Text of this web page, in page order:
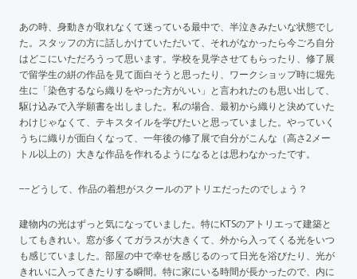
あの時、身動きが取れなくて迷っている最中で、半泣きみたいな状態でし
た。スタッフの方に話しかけていただいて、それがなかったら今ごろ自分
はどこにいただろうって思います。学校を見学させてもらったり、修了展
で留学生の絣の作品を見て面白そうと思ったり、ワークショップ時に堀先
生に「染色するなら織りをやった方がいい」と言われたのも思い出して、
駆け込みで入学願書を出しました。私の場合、最初から織りと決めていた
わけじゃなくて、テキスタイルを学びたいと思っていました。やっていく
うちに織りが面白くなって、一年後の修了展で自分がこんな（高さ2メー
トル以上の）大きな作品を作れるようになるとは思わなかったです。
−−どうして、作品の着想がスクールのアトリエだったのでしょう？
建物内の光はずっと気になっていました。特にKTSのアトリエって建築と
してもきれい。窓が多くてガラスが大きくて、外から入ってくる光をいつ
も感じていました。部屋の中で幸せを感じるのって日光を浴びたり、光が
きれいに入ってきたりする瞬間。特に家にいる時間が長かったので、内に